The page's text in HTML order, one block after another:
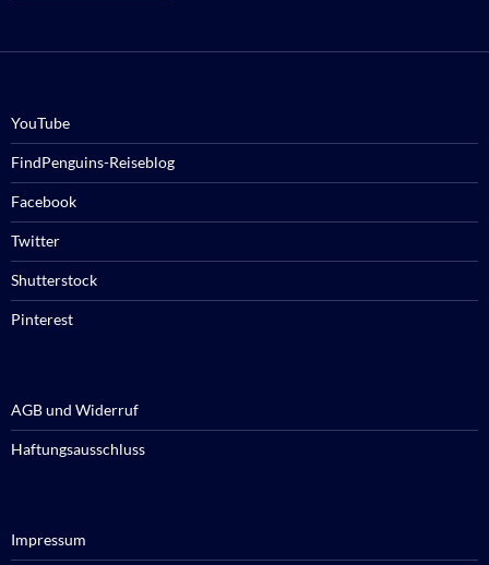
YouTube
FindPenguins-Reiseblog
Facebook
Twitter
Shutterstock
Pinterest
AGB und Widerruf
Haftungsausschluss
Impressum